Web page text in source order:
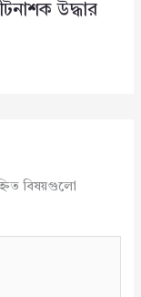
উদ্ধার
বিষয়গুলো